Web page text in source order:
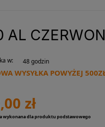
AL
w: 48 godzin
WYSYŁKA POWYŻEJ
zł
wykonana dla produktu podstawowego